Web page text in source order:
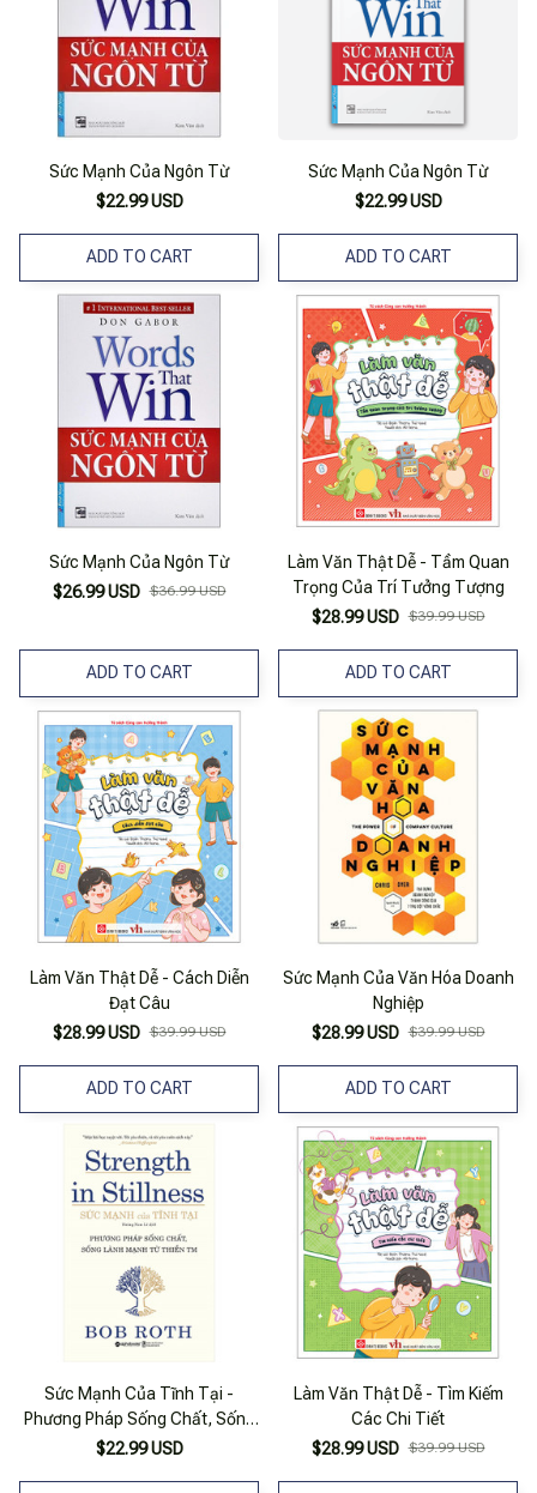
Sức Mạnh Của Ngôn Từ
$22.99 USD
ADD TO CART
Sức Mạnh Của Ngôn Từ
$22.99 USD
ADD TO CART
Sức Mạnh Của Ngôn Từ
$26.99 USD $36.99 USD
ADD TO CART
Làm Văn Thật Dễ - Tầm Quan
Trọng Của Trí Tưởng Tượng
$28.99 USD $39.99 USD
ADD TO CART
Làm Văn Thật Dễ - Cách Diễn
Đạt Câu
$28.99 USD $39.99 USD
ADD TO CART
Sức Mạnh Của Văn Hóa Doanh
Nghiệp
$28.99 USD $39.99 USD
ADD TO CART
Sức Mạnh Của Tĩnh Tại -
Phương Pháp Sống Chất, Sống
Lành Mạnh Từ Thiền Tm
$22.99 USD
Làm Văn Thật Dễ - Tìm Kiếm
Các Chi Tiết
$28.99 USD $39.99 USD